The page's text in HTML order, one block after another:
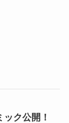
ク公開！